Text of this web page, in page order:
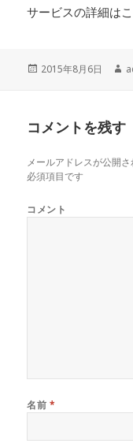
サービスの詳細は
投
2015年8月6日
コメントを残す
メールアドレスが公開さ
必須項目です
コメント
名前 *